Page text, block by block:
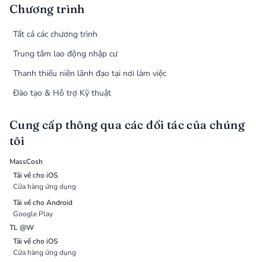
Chương trình
Tất cả các chương trình
Trung tâm lao động nhập cư
Thanh thiếu niên lãnh đạo tại nơi làm việc
Đào tạo & Hỗ trợ Kỹ thuật
Cung cấp thông qua các đối tác của chúng
tôi
MassCosh
Tải về cho iOS
Cửa hàng ứng dụng
Tải về cho Android
Google Play
TL @W
Tải về cho iOS
Cửa hàng ứng dụng